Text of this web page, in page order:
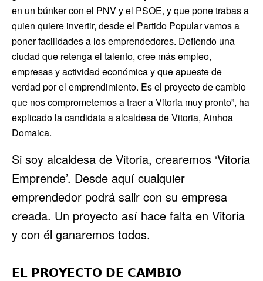
en un búnker con el PNV y el PSOE, y que pone trabas a
quien quiere invertir, desde el Partido Popular vamos a
poner facilidades a los emprendedores. Defiendo una
ciudad que retenga el talento, cree más empleo,
empresas y actividad económica y que apueste de
verdad por el emprendimiento. Es el proyecto de cambio
que nos comprometemos a traer a Vitoria muy pronto”, ha
explicado la candidata a alcaldesa de Vitoria, Ainhoa
Domaica.
Si soy alcaldesa de Vitoria, crearemos ‘Vitoria
Emprende’. Desde aquí cualquier
emprendedor podrá salir con su empresa
creada. Un proyecto así hace falta en Vitoria
y con él ganaremos todos.
𝗘𝗟 𝗣𝗥𝗢𝗬𝗘𝗖𝗧𝗢 𝗗𝗘 𝗖𝗔𝗠𝗕𝗜𝗢